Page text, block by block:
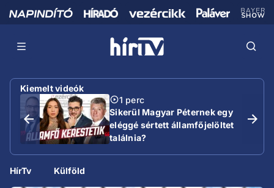
Kiemelt videók
1 perc
Sikerül Magyar Péternek egy
eléggé sértett államfőjelöltet
találnia?
HírTv Külföld